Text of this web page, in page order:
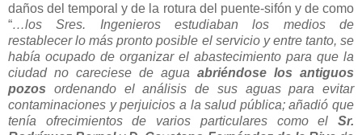
daños del temporal y de la rotura del puente-sifón y de como
“…los Sres. Ingenieros estudiaban los medios de
restablecer lo más pronto posible el servicio y entre tanto, se
había ocupado de organizar el abastecimiento para que la
ciudad no careciese de agua abriéndose los antiguos
pozos ordenando el análisis de sus aguas para evitar
contaminaciones y perjuicios a la salud pública; añadió que
tenía ofrecimientos de varios particulares como el Sr.